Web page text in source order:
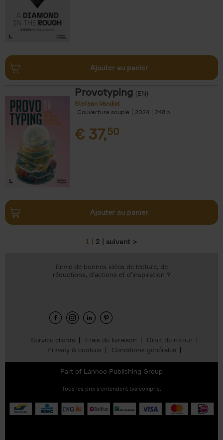
Ajouter au panier
Provotyping (EN)
Stefaan Vandist
Couverture souple
2024 248
€ 37,50
Ajouter au panier
1 2 suivant >
Service clients Frais de livraison
Droit de retour
Privacy & cookies
Conditions générales
Envie de bonnes idées de lecture, de
réductions, d’actions et d’inspiration ?
Part of Lannoo Publishing Group
Tous les prix s’entendent tva compris.